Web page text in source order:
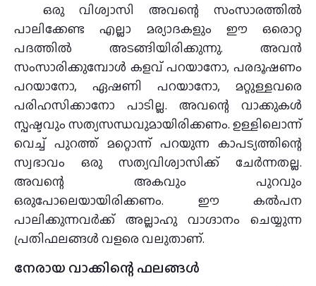
ഒരു വിശ്വാസി അവന്റെ സംസാരത്തിൽ
പാലിക്കേണ്ട എല്ലാ മര്യാദകളും ഈ ഒരൊറ്റ
പദത്തിൽ അടങ്ങിയിരിക്കുന്നു. അവൻ
സംസാരിക്കുമ്പോൾ കളവ് പറയാനോ, പരദൂഷണം
പറയാനോ, ഏഷണി പറയാനോ, മറ്റുള്ളവരെ
പരിഹസിക്കാനോ പാടില്ല. അവന്റെ വാക്കുകൾ
സ്പഷ്ടവും സത്യസന്ധവുമായിരിക്കണം. ഉള്ളിലൊന്ന്
വെച്ച് പുറത്ത് മറ്റൊന്ന് പറയുന്ന കാപട്യത്തിന്റെ
സ്വഭാവം ഒരു സത്യവിശ്വാസിക്ക് ചേർന്നതല്ല.
അവന്റെ അകവും പുറവും
ഒരുപോലെയായിരിക്കണം. ഈ കൽപന
പാലിക്കുന്നവർക്ക് അല്ലാഹു വാഗ്ദാനം ചെയ്യുന്ന
പ്രതിഫലങ്ങൾ വളരെ വലുതാണ്.
നേരായ വാക്കിന്റെ ഫലങ്ങൾ